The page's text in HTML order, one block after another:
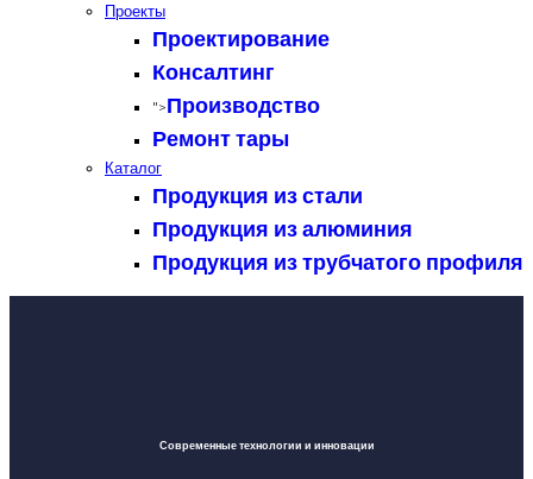
Проекты
Проектирование
Консалтинг
">Производство
Ремонт тары
Каталог
Продукция из стали
Продукция из алюминия
Продукция из трубчатого профиля
Современные технологии и инновации